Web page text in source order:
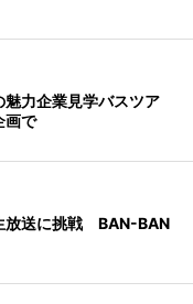
力企業見学バスツア
画で
放送に挑戦 BAN-BAN